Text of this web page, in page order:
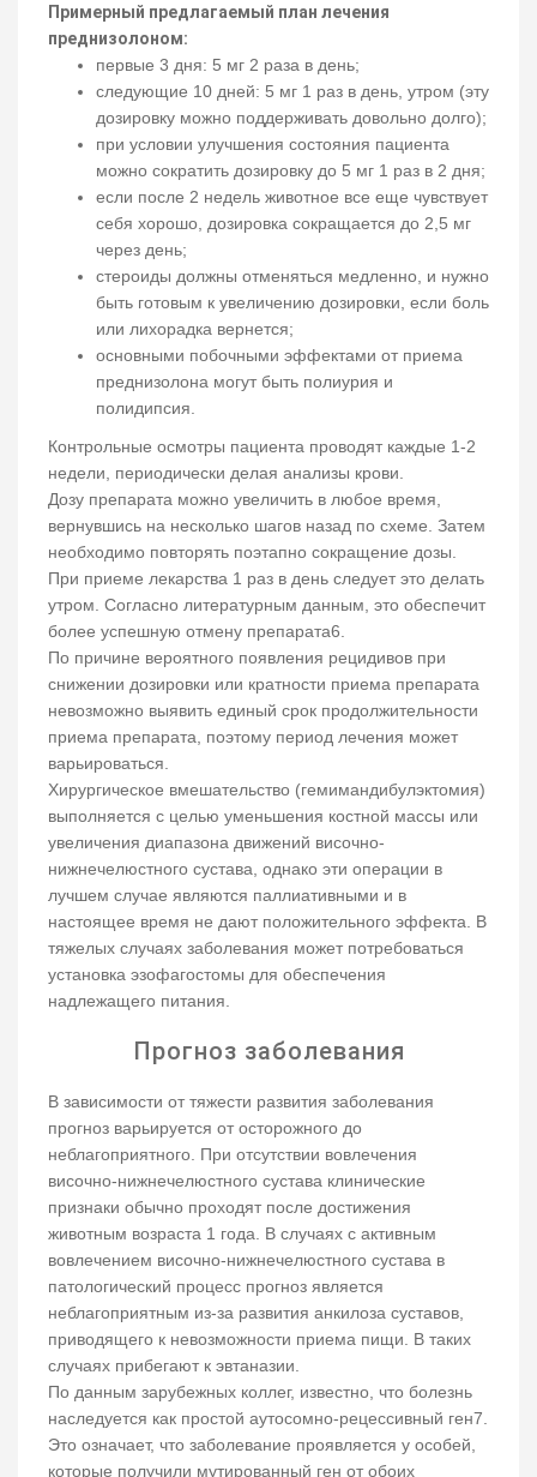
Примерный предлагаемый план лечения
преднизолоном:
первые 3 дня: 5 мг 2 раза в день;
следующие 10 дней: 5 мг 1 раз в день, утром (эту
дозировку можно поддерживать довольно долго);
при условии улучшения состояния пациента
можно сократить дозировку до 5 мг 1 раз в 2 дня;
если после 2 недель животное все еще чувствует
себя хорошо, дозировка сокращается до 2,5 мг
через день;
стероиды должны отменяться медленно, и нужно
быть готовым к увеличению дозировки, если боль
или лихорадка вернется;
основными побочными эффектами от приема
преднизолона могут быть полиурия и
полидипсия.
Контрольные осмотры пациента проводят каждые 1-2
недели, периодически делая анализы крови.
Дозу препарата можно увеличить в любое время,
вернувшись на несколько шагов назад по схеме. Затем
необходимо повторять поэтапно сокращение дозы.
При приеме лекарства 1 раз в день следует это делать
утром. Согласно литературным данным, это обеспечит
более успешную отмену препарата6.
По причине вероятного появления рецидивов при
снижении дозировки или кратности приема препарата
невозможно выявить единый срок продолжительности
приема препарата, поэтому период лечения может
варьироваться.
Хирургическое вмешательство (гемимандибулэктомия)
выполняется с целью уменьшения костной массы или
увеличения диапазона движений височно-
нижнечелюстного сустава, однако эти операции в
лучшем случае являются паллиативными и в
настоящее время не дают положительного эффекта. В
тяжелых случаях заболевания может потребоваться
установка эзофагостомы для обеспечения
надлежащего питания.
Прогноз заболевания
В зависимости от тяжести развития заболевания
прогноз варьируется от осторожного до
неблагоприятного. При отсутствии вовлечения
височно-нижнечелюстного сустава клинические
признаки обычно проходят после достижения
животным возраста 1 года. В случаях с активным
вовлечением височно-нижнечелюстного сустава в
патологический процесс прогноз является
неблагоприятным из-за развития анкилоза суставов,
приводящего к невозможности приема пищи. В таких
случаях прибегают к эвтаназии.
По данным зарубежных коллег, известно, что болезнь
наследуется как простой аутосомно-рецессивный ген7.
Это означает, что заболевание проявляется у особей,
которые получили мутированный ген от обоих